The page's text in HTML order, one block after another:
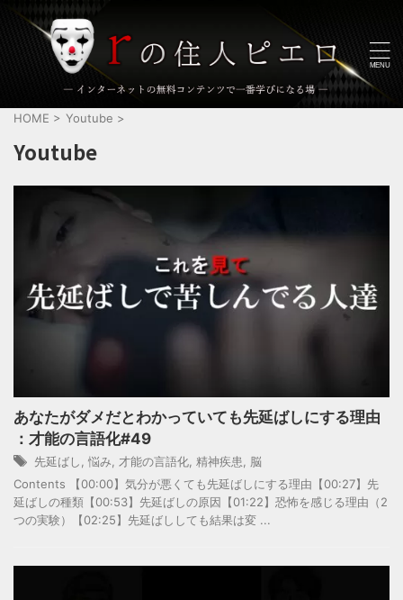
HOME > Youtube >
Youtube
あなたがダメだとわかっていても先延ばしにする理由
：才能の言語化#49
先延ばし 悩み 才能の言語化 精神疾患
脳
Contents 【00:00】気分が悪くても先延ばしにする理由【00:27】先
延ばしの種類【00:53】先延ばしの原因【01:22】恐怖を感じる理由（2
つの実験）【02:25】先延ばししても結果は変 ...